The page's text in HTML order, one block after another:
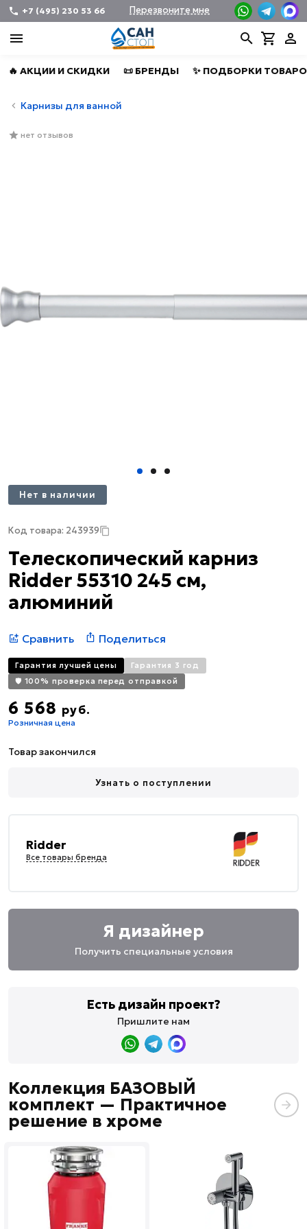
+7 (495) 230 53 66 Перезвоните мне
🔥 АКЦИИ И СКИДКИ 📜 БРЕНДЫ ✨ ПОДБОРКИ
Карнизы для ванной
нет отзывов
Нет в наличии
Код товара: 243939
Телескопический карниз
Ridder 55310 245 см,
алюминий
Сравнить Поделиться
Гарантия лучшей цены
Гарантия 3 год
🛡️ 100% проверка перед отправкой
6 568 руб.
Розничная цена
Товар закончился
Узнать о поступлении
Ridder
Все товары бренда
Я дизайнер
Получить специальные условия
Есть дизайн проект?
Пришлите нам
Коллекция БАЗОВЫЙ
комплект — Практичное
решение в хроме